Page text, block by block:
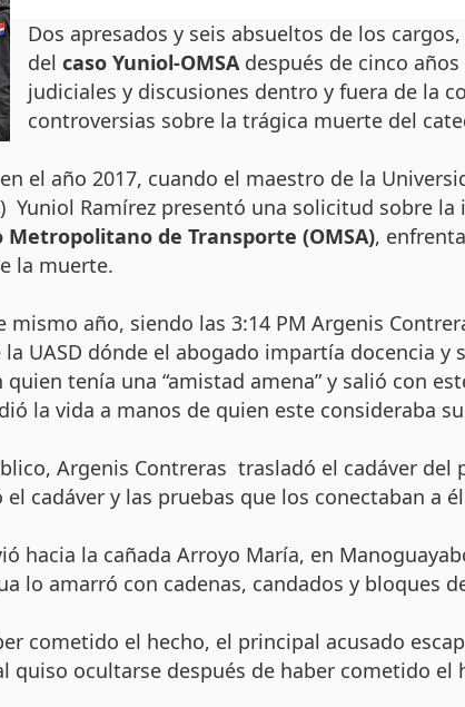
Dos apresados y seis absueltos de los
del caso Yuniol-OMSA después de cinco
judiciales y discusiones dentro y fuera de la
controversias sobre la trágica muerte del
el año 2017, cuando el maestro de la
Yuniol Ramírez presentó una solicitud sobre
Metropolitano de Transporte (OMSA),
la muerte.
mismo año, siendo las 3:14 PM Argenis
UASD dónde el abogado impartía docencia y
tenía una “amistad amena” y salió con
la vida a manos de quien este consideraba
Argenis Contreras trasladó el cadáver del
cadáver y las pruebas que los conectaban a
hacia la cañada Arroyo María, en
lo amarró con cadenas, candados y bloques
cometido el hecho, el principal acusado
quiso ocultarse después de haber cometido el